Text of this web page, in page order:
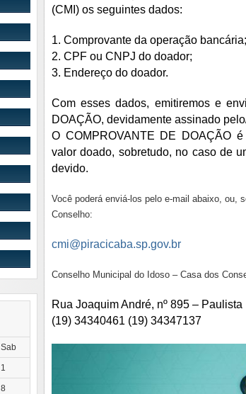
(CMI) os seguintes dados:
1. Comprovante da operação bancária;
2. CPF ou CNPJ do doador;
3. Endereço do doador.
Com esses dados, emitiremos e
DOAÇÃO, devidamente assinado
O COMPROVANTE DE DOAÇÃO
valor doado, sobretudo, no caso de
devido.
Você poderá enviá-los pelo e-mail abaixo, ou,
Conselho:
cmi@piracicaba.sp.gov.br
Conselho Municipal do Idoso – Casa dos
Rua Joaquim André, nº 895 – Paulista
(19) 34340461 (19) 34347137
Sab
1
8